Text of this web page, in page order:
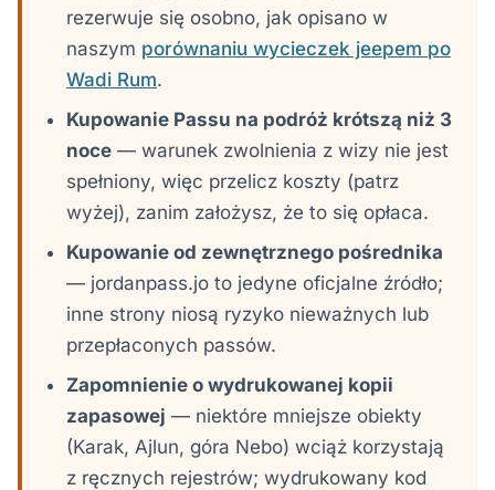
rezerwuje się osobno, jak opisano w
naszym porównaniu wycieczek jeepem po
Wadi Rum.
Kupowanie Passu na podróż krótszą niż 3
noce — warunek zwolnienia z wizy nie jest
spełniony, więc przelicz koszty (patrz
wyżej), zanim założysz, że to się opłaca.
Kupowanie od zewnętrznego pośrednika
— jordanpass.jo to jedyne oficjalne źródło;
inne strony niosą ryzyko nieważnych lub
przepłaconych passów.
Zapomnienie o wydrukowanej kopii
zapasowej — niektóre mniejsze obiekty
(Karak, Ajlun, góra Nebo) wciąż korzystają
z ręcznych rejestrów; wydrukowany kod